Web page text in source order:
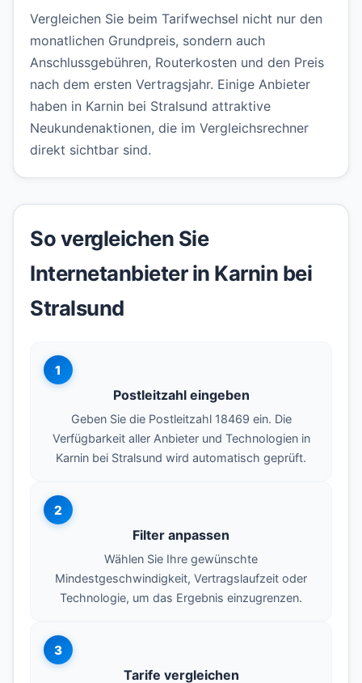
Vergleichen Sie beim Tarifwechsel nicht nur den
monatlichen Grundpreis, sondern auch
Anschlussgebühren, Routerkosten und den Preis
nach dem ersten Vertragsjahr. Einige Anbieter
haben in Karnin bei Stralsund attraktive
Neukundenaktionen, die im Vergleichsrechner
direkt sichtbar sind.
So vergleichen Sie
Internetanbieter in Karnin bei
Stralsund
1
Postleitzahl eingeben
Geben Sie die Postleitzahl 18469 ein. Die
Verfügbarkeit aller Anbieter und Technologien in
Karnin bei Stralsund wird automatisch geprüft.
2
Filter anpassen
Wählen Sie Ihre gewünschte
Mindestgeschwindigkeit, Vertragslaufzeit oder
Technologie, um das Ergebnis einzugrenzen.
3
Tarife vergleichen